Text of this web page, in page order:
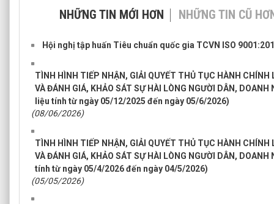
NHỮNG TIN MỚI HƠN NHỮNG TIN CŨ
Hội nghị tập huấn Tiêu chuẩn quốc gia TCVN ISO
TÌNH HÌNH TIẾP NHẬN, GIẢI QUYẾT THỦ TỤC HÀNH
VÀ ĐÁNH GIÁ, KHẢO SÁT SỰ HÀI LÒNG NGƯỜI DÂN,
liệu tính từ ngày 05/12/2025 đến ngày 05/6/2026)
(08/06/2026)
TÌNH HÌNH TIẾP NHẬN, GIẢI QUYẾT THỦ TỤC HÀNH
VÀ ĐÁNH GIÁ, KHẢO SÁT SỰ HÀI LÒNG NGƯỜI DÂN,
tính từ ngày 05/4/2026 đến ngày 04/5/2026)
(05/05/2026)